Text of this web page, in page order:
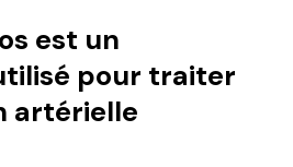
est un
pour traiter
artérielle